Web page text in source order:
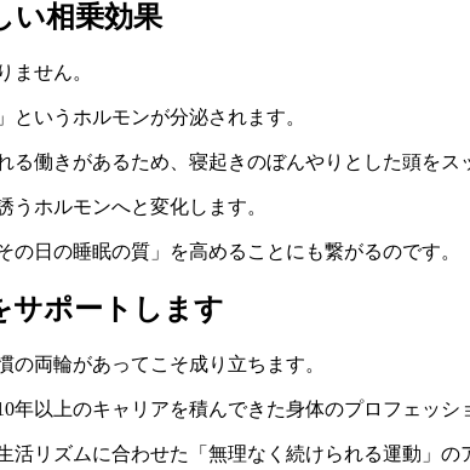
い相乗効果
ません。
いうホルモンが分泌されます。
働きがあるため、寝起きのぼんやりとした頭をス
ホルモンへと変化します。
日の睡眠の質」を高めることにも繋がるのです。
サポートします
両輪があってこそ成り立ちます。
以上のキャリアを積んできた身体のプロフェッシ
リズムに合わせた「無理なく続けられる運動」の